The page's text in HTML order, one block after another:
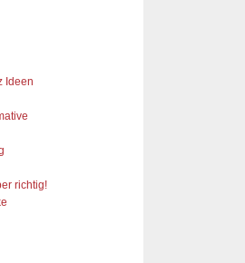
Ideen
richtig!